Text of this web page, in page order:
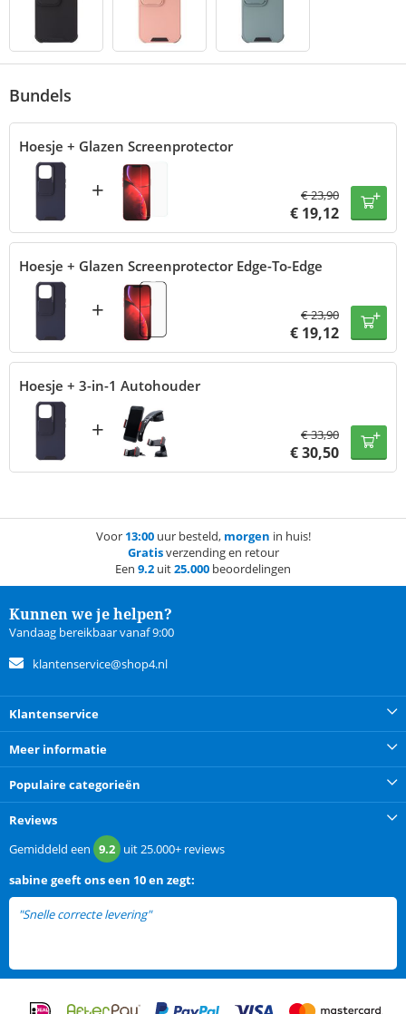
Bundels
Hoesje + Glazen Screenprotector
+ €23,90
€ 19,12
Hoesje + Glazen Screenprotector Edge-To-Edge
+ €23,90
€ 19,12
Hoesje + 3-in-1 Autohouder
+ €33,90
€30,50
Voor 13:00uur besteld, morgen in huis!
Gratisverzending en retour
Een 9.2 uit25.000 beoordelingen
Kunnen we je helpen?
Vandaag bereikbaar vanaf 9:00
klantenservice@shop4.nl
Klantenservice
Meer informatie
Populaire categorieën
Reviews
Gemiddeld een 9.2 uit25.000+ reviews
sabinegeeft ons een 10 en zegt:
"Snelle correcte levering"